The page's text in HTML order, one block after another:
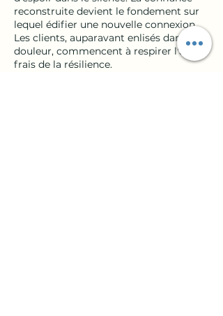
reconstruite devient le fondement sur
lequel édifier une nouvelle connexion.
Les clients, auparavant enlisés dans la
douleur, commencent à respirer l'air
frais de la résilience.